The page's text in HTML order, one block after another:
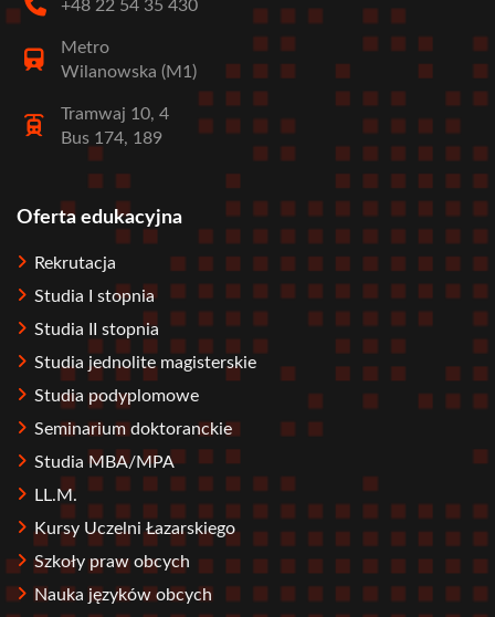
+48 22 54 35 430
Metro
Wilanowska (M1)
Tramwaj 10, 4
Bus 174, 189
Stopka
Oferta edukacyjna
Rekrutacja
Studia I stopnia
Studia II stopnia
Studia jednolite magisterskie
Studia podyplomowe
Seminarium doktoranckie
Studia MBA/MPA
LL.M.
Kursy Uczelni Łazarskiego
Szkoły praw obcych
Nauka języków obcych